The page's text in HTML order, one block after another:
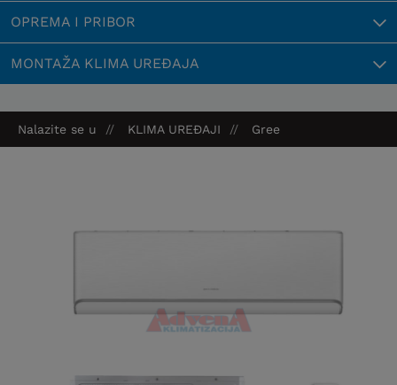
OPREMA I PRIBOR
MONTAŽA KLIMA UREĐAJA
Nalazite se u KLIMA UREĐAJI Gree